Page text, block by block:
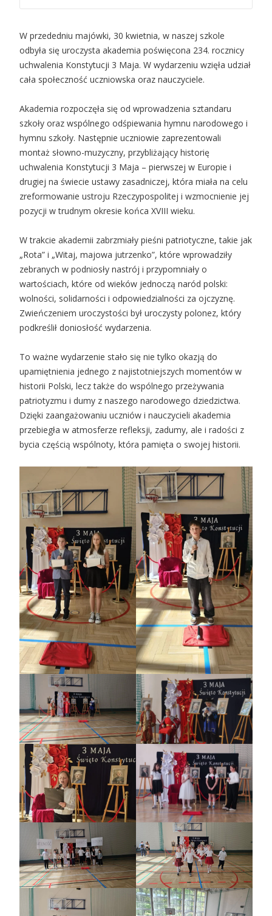
W przededniu majówki, 30 kwietnia, w naszej szkole
odbyła się uroczysta akademia poświęcona 234. rocznicy
uchwalenia Konstytucji 3 Maja. W wydarzeniu wzięła udział
cała społeczność uczniowska oraz nauczyciele.
Akademia rozpoczęła się od wprowadzenia sztandaru
szkoły oraz wspólnego odśpiewania hymnu narodowego i
hymnu szkoły. Następnie uczniowie zaprezentowali
montaż słowno-muzyczny, przybliżający historię
uchwalenia Konstytucji 3 Maja – pierwszej w Europie i
drugiej na świecie ustawy zasadniczej, która miała na celu
zreformowanie ustroju Rzeczypospolitej i wzmocnienie jej
pozycji w trudnym okresie końca XVIII wieku.
W trakcie akademii zabrzmiały pieśni patriotyczne, takie jak
„Rota” i „Witaj, majowa jutrzenko”, które wprowadziły
zebranych w podniosły nastrój i przypomniały o
wartościach, które od wieków jednoczą naród polski:
wolności, solidarności i odpowiedzialności za ojczyznę.
Zwieńczeniem uroczystości był uroczysty polonez, który
podkreślił doniosłość wydarzenia.
To ważne wydarzenie stało się nie tylko okazją do
upamiętnienia jednego z najistotniejszych momentów w
historii Polski, lecz także do wspólnego przeżywania
patriotyzmu i dumy z naszego narodowego dziedzictwa.
Dzięki zaangażowaniu uczniów i nauczycieli akademia
przebiegła w atmosferze refleksji, zadumy, ale i radości z
bycia częścią wspólnoty, która pamięta o swojej historii.